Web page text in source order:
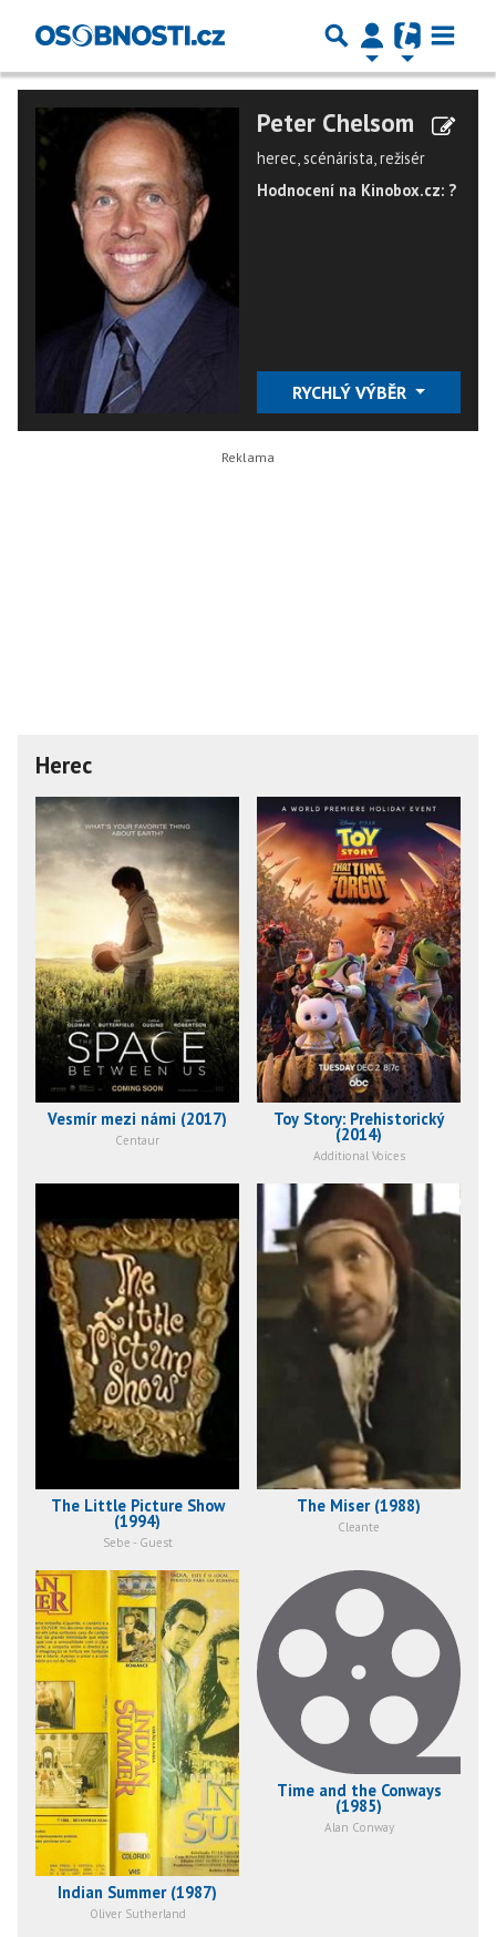
Peter Chelsom
herec, scénárista, režisér
Hodnocení na Kinobox.cz: ?
RYCHLÝ VÝBĚR
Herec
Vesmír mezi námi (2017)
Centaur
Toy Story: Prehistorický
(2014)
Additional Voices
The Little Picture Show
(1994)
Sebe - Guest
The Miser (1988)
Cleante
Indian Summer (1987)
Oliver Sutherland
Time and the Conways
(1985)
Alan Conway